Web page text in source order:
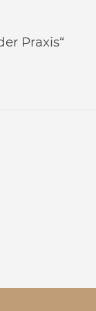
Praxis“